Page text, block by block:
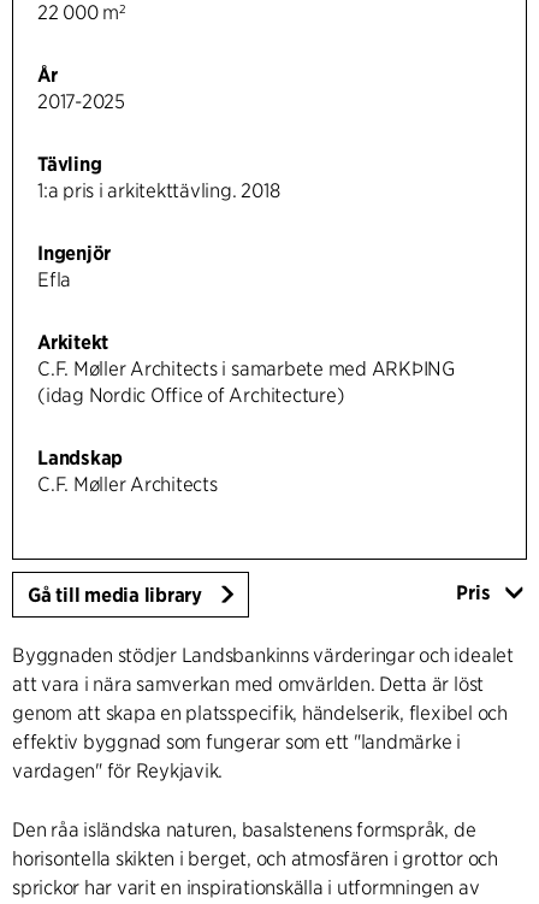
22 000 m²
År
2017-2025
Tävling
1:a pris i arkitekttävling. 2018
Ingenjör
Efla
Arkitekt
C.F. Møller Architects i samarbete med ARKÞING
(idag Nordic Office of Architecture)
Landskap
C.F. Møller Architects
Gå till media library Pris
Byggnaden stödjer Landsbankinns värderingar och idealet
att vara i nära samverkan med omvärlden. Detta är löst
genom att skapa en platsspecifik, händelserik, flexibel och
effektiv byggnad som fungerar som ett "landmärke i
vardagen" för Reykjavik.
Den råa isländska naturen, basalstenens formspråk, de
horisontella skikten i berget, och atmosfären i grottor och
sprickor har varit en inspirationskälla i utformningen av